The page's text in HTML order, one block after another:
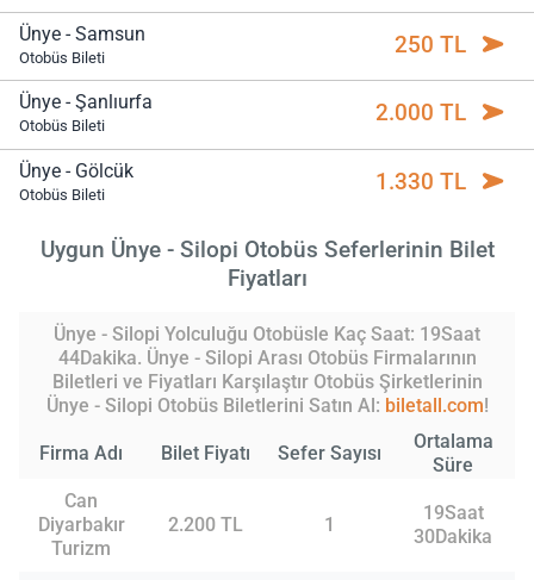
Ünye - Samsun
Otobüs Bileti 250 TL
Ünye - Şanlıurfa
Otobüs Bileti 2.000 TL
Ünye - Gölcük
Otobüs Bileti 1.330 TL
Uygun Ünye - Silopi Otobüs Seferlerinin Bilet
Fiyatları
Ünye - Silopi Yolculuğu Otobüsle Kaç Saat: 19Saat
44Dakika. Ünye - Silopi Arası Otobüs Firmalarının
Biletleri ve Fiyatları Karşılaştır Otobüs Şirketlerinin
Ünye - Silopi Otobüs Biletlerini Satın Al: biletall.com!
Firma Adı Bilet Fiyatı Sefer Sayısı
Ortalama
Süre
Can
Diyarbakır
Turizm
2.200 TL 1
19Saat
30Dakika